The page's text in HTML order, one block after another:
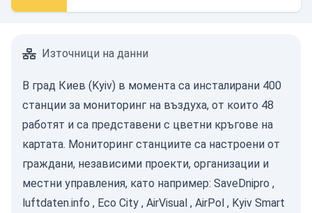
Източници на данни
В град Киев (Kyiv) в момента са инсталирани 400
станции за мониторинг на въздуха, от които 48
работят и са представени с цветни кръгове на
картата. Мониторинг станциите са настроени от
граждани, независими проекти, организации и
местни управления, като например: SaveDnipro ,
luftdaten.info , Eco City , AirVisual , AirPol , Kyiv Smart